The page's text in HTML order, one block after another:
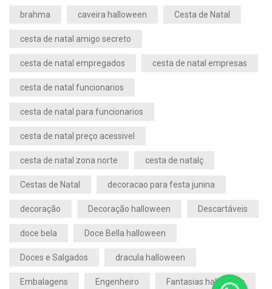
brahma caveira halloween Cesta de Natal
cesta de natal amigo secreto
cesta de natal empregados cesta de natal empresas
cesta de natal funcionarios
cesta de natal para funcionarios
cesta de natal preço acessivel
cesta de natal zona norte cesta de natalç
Cestas de Natal decoracao para festa junina
decoração Decoração halloween Descartáveis
doce bela Doce Bella halloween
Doces e Salgados dracula halloween
Embalagens Engenheiro Fantasias halloween